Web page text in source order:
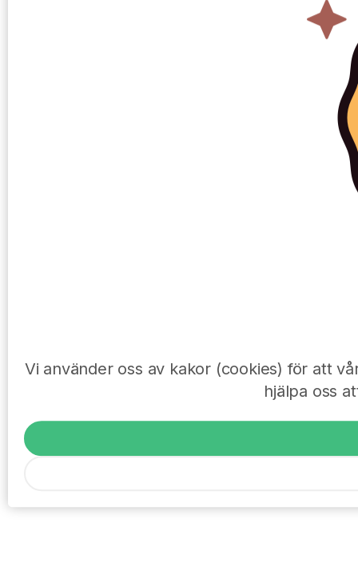
Vi använder oss av kakor (cookies) för att
hjälpa oss